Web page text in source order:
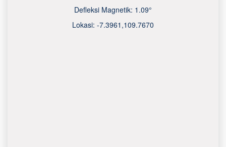
Defleksi Magnetik: 1.09°
Lokasi: -7.3961 ,109.7670